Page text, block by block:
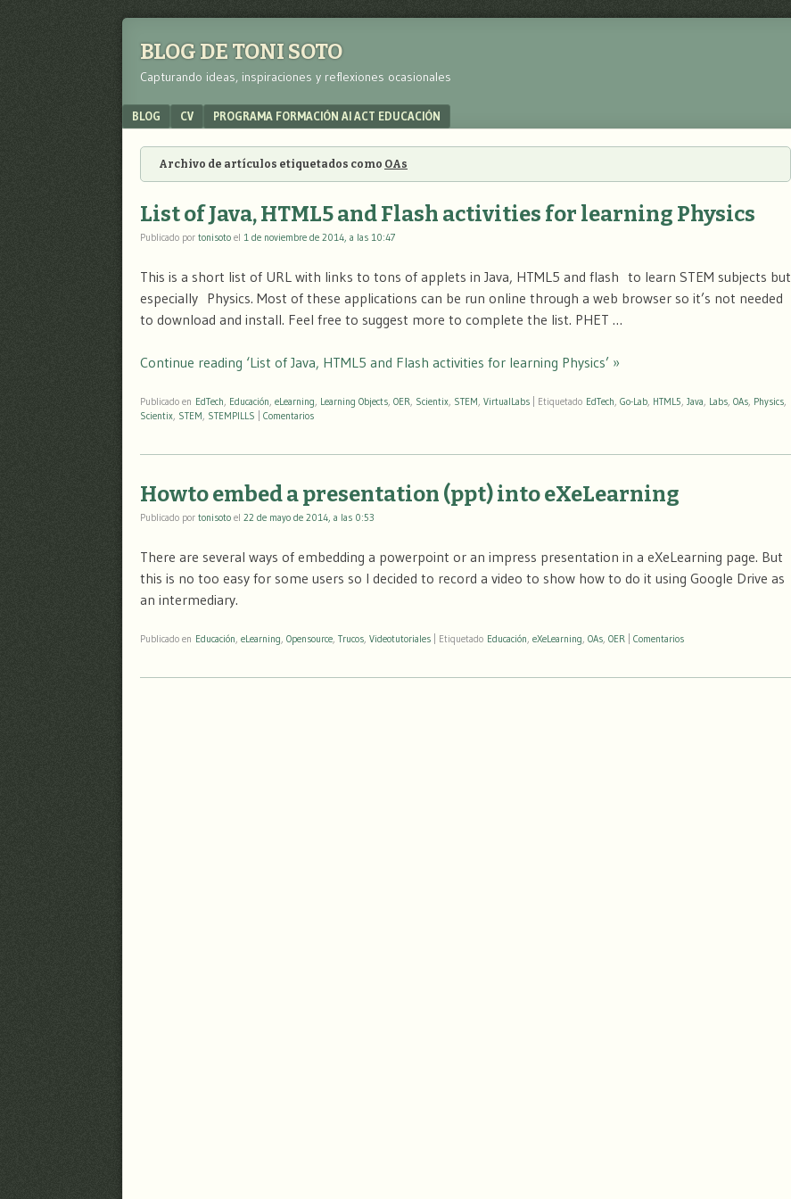
BLOG DE TONI SOTO
Capturando ideas, inspiraciones y reflexiones ocasionales
Menu
SKIP TO CONTENT
BLOG CV PROGRAMA FORMACIÓN AI ACT EDUCACIÓN
Archivo de artículos etiquetados como OAs
List of Java, HTML5 and Flash activities for learning Physics
Publicado por tonisoto el 1 de noviembre de 2014, a las 10:47
This is a short list of URL with links to tons of applets in Java, HTML5 and flash to learn STEM subjects but
especially Physics. Most of these applications can be run online through a web browser so it’s not needed
to download and install. Feel free to suggest more to complete the list. PHET …
Continue reading ‘List of Java, HTML5 and Flash activities for learning Physics’ »
Publicado en EdTech, Educación, eLearning, Learning Objects, OER, Scientix, STEM, VirtualLabs Etiquetado EdTech, Go-Lab, HTML5, Java, Labs, OAs, Physics,
Scientix, STEM, STEMPILLS Comentarios
Howto embed a presentation (ppt) into eXeLearning
Publicado por tonisoto el 22 de mayo de 2014, a las 0:53
There are several ways of embedding a powerpoint or an impress presentation in a eXeLearning page. But
this is no too easy for some users so I decided to record a video to show how to do it using Google Drive as
an intermediary.
Publicado en Educación eLearning Opensource Trucos Videotutoriales Etiquetado Educación eXeLearning OAs OER Comentarios